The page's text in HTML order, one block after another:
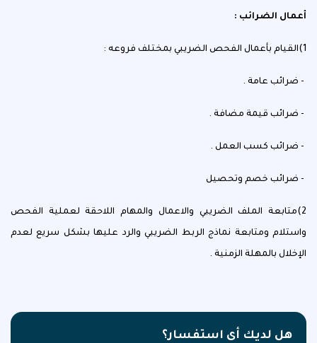
أعمال الضرائب :
1)القيام بأعمال الفحص الضريبي بمختلف فروعه :
- ضرائب عامة .
- ضرائب قيمة مضافة .
- ضرائب كسب العمل .
- ضرائب خصم وتحصيل
2)متابعة الملف الضريبي والاعمال والمهام اللاحقة لعملية الفحص
واستلام ومتابعة نماذج الربط الضريبي والرد عليها بشكل سريع لعدم
الإخلال بالمهلة الزمنية .
هل لديك أى استفسار؟